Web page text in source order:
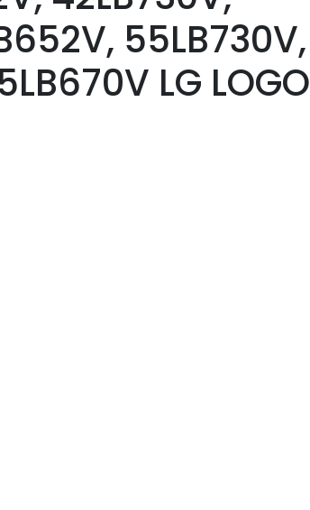
55LB730V,
LG LOGO